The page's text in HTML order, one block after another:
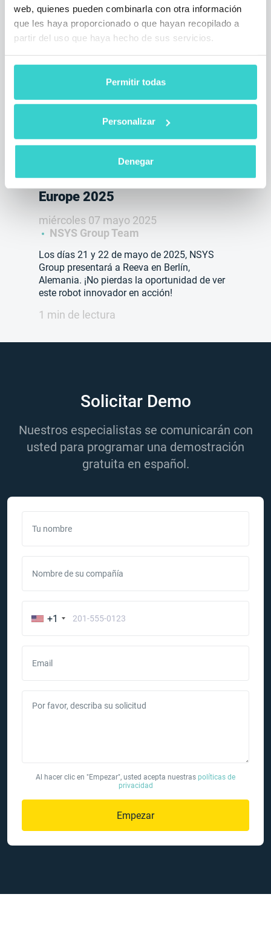
web, quienes pueden combinarla con otra información
que les haya proporcionado o que hayan recopilado a
partir del uso que haya hecho de sus servicios.
Permitir todas
Personalizar
Denegar
1 min de lectura
NSYS Group en Retech Days
Europe 2025
miércoles 07 mayo 2025
NSYS Group Team
Los días 21 y 22 de mayo de 2025, NSYS
Group presentará a Reeva en Berlín,
Alemania. ¡No pierdas la oportunidad de ver
este robot innovador en acción!
1 min de lectura
Solicitar Demo
Nuestros especialistas se comunicarán con
usted para programar una demostración
gratuita en español.
Tu nombre
Nombre de su compañía
+1
Email
Por favor, describa su solicitud
Al hacer clic en "Empezar", usted acepta nuestras políticas de
privacidad
Empezar